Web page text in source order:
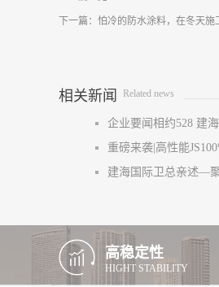
下一篇： 怕冷的防水涂料，在冬天施
相关新闻 Related news
企业要闻相约528 建
重磅来袭|高性能
建海国际卫总亲述—
高稳定性
HIGHT STABILITY